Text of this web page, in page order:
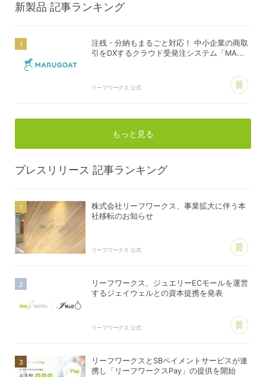
新製品 記事ランキング
注残・分納もまるごと対応！ 中小企業の商取
引をDXするクラウド受発注システム「MA...
リーフワークス 公式
もっと見る
プレスリリース 記事ランキング
株式会社リーフワークス、事業拡大に伴う本
社移転のお知らせ
リーフワークス 公式
リーフワークス、ジュエリーECモールを運営
するジェイウェルとの資本提携を発表
リーフワークス 公式
リーフワークスとSBペイメントサービスが連
携し「リーフワークスPay」の提供を開始